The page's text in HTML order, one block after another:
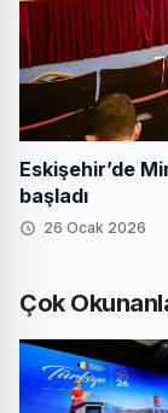
Eskişehir’de
başladı
26 Ocak 2026
Çok